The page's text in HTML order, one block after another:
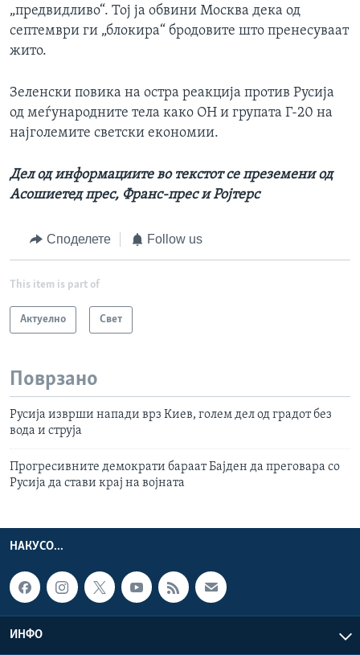
„предвидливо“. Тој ја обвини Москва дека од
септември ги „блокира“ бродовите што пренесуваат
жито.
Зеленски повика на остра реакција против Русија
од меѓународните тела како ОН и групата Г-20 на
најголемите светски економии.
Дел од информациите во текстот се преземени од
Асошиетед прес, Франс-прес и Ројтерс
Споделете Follow us
This item is part of
Актуелно Свет
Поврзано
Русија изврши напади врз Киев, голем дел од градот без
вода и струја
Прогресивните демократи бараат Бајден да преговара со
Русија да стави крај на војната
НАКУСО...
ИНФО